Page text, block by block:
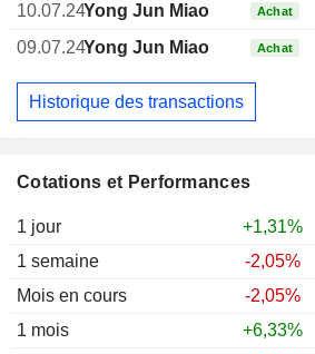
Cotations et Performances
1 jour
+1,31%
1 semaine
-2,05%
Mois en cours
-2,05%
1 mois
+6,33%
10.07.24Yong Jun Miao Achat
09.07.24Yong Jun Miao Achat
Historique des transactions